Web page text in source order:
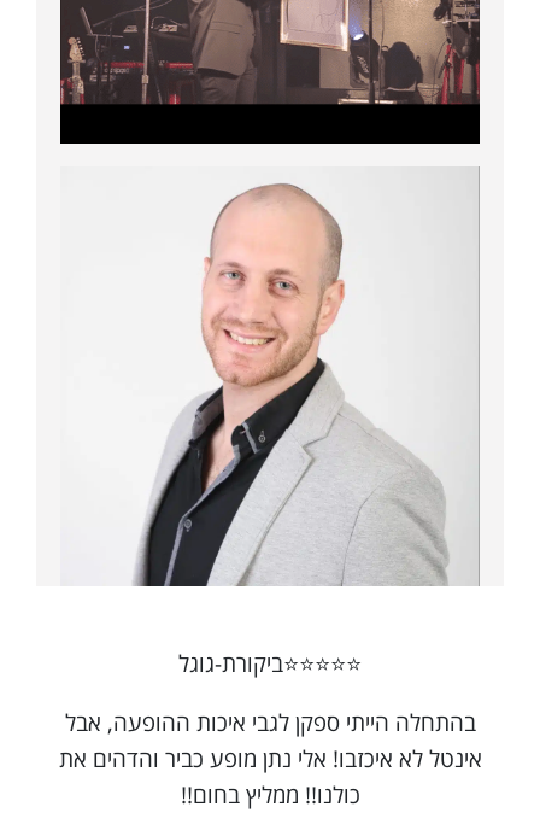
⭐⭐⭐⭐⭐ביקורת-גוגל
בהתחלה הייתי ספקן לגבי איכות ההופעה, אבל
אינטל לא איכזבו! אלי נתן מופע כביר והדהים את
כולנו!! ממליץ בחום!!